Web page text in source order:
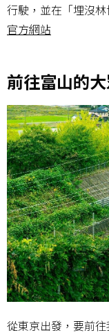
行駛，並在「埋沒
官方網站
前往富山的
從東京出發，要前